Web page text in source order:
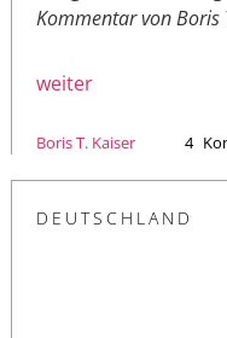
Kommentar von Boris
weiter
Boris T. Kaiser 4
DEUTSCHLAND